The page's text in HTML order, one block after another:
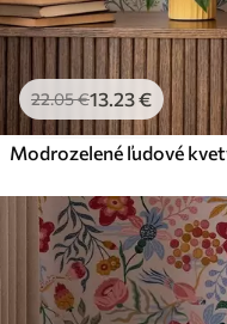
22.05€13.23€